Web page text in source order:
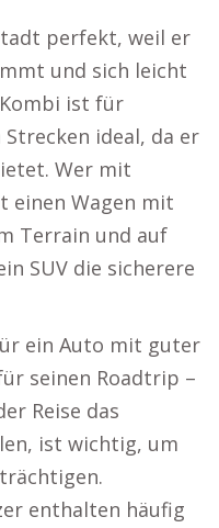
perfekt, weil er
und sich leicht
ist für
ideal, da er
Wer mit
einen Wagen mit
Terrain und auf
SUV die sicherere
ein Auto mit guter
seinen Roadtrip –
Reise das
ist wichtig, um
enthalten häufig